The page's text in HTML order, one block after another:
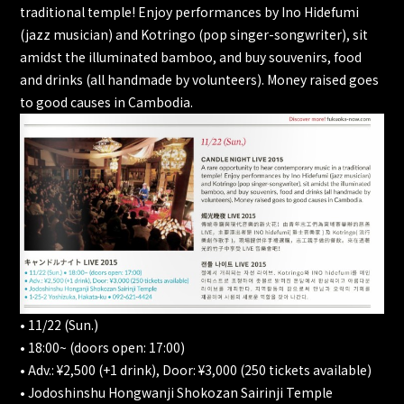
traditional temple! Enjoy performances by Ino Hidefumi
(jazz musician) and Kotringo (pop singer-songwriter), sit
amidst the illuminated bamboo, and buy souvenirs, food
and drinks (all handmade by volunteers). Money raised goes
to good causes in Cambodia.
• 11/22 (Sun.)
• 18:00~ (doors open: 17:00)
• Adv.: ¥2,500 (+1 drink), Door: ¥3,000 (250 tickets available)
• Jodoshinshu Hongwanji Shokozan Sairinji Temple